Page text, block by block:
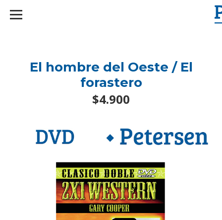
El hombre del Oeste / El
forastero
$4.900